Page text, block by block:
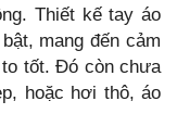
Thiết kế tay áo
mang đến cảm
tốt. Đó còn chưa
hoặc hơi thô, áo